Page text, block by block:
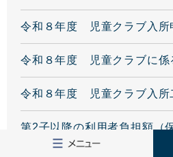
令和８年度 児童クラブ入所
令和８年度 児童クラブに係
令和８年度 児童クラブ入所
第2子以降の利用者負担額（